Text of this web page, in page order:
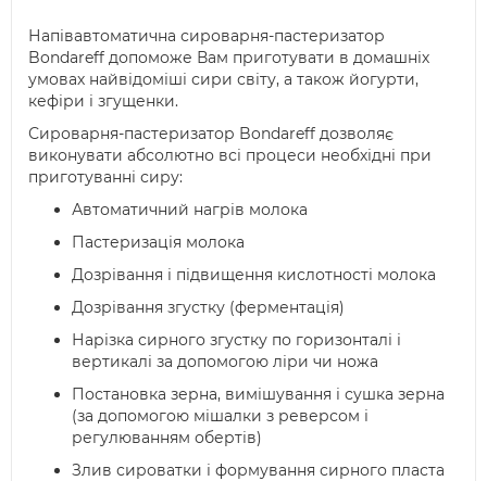
Напівавтоматична сироварня-пастеризатор
Bondareff допоможе Вам приготувати в домашніх
умовах найвідоміші сири світу, а також йогурти,
кефіри і згущенки.
Сироварня-пастеризатор Bondareff дозволяє
виконувати абсолютно всі процеси необхідні при
приготуванні сиру:
Автоматичний нагрів молока
Пастеризація молока
Дозрівання і підвищення кислотності молока
Дозрівання згустку (ферментація)
Нарізка сирного згустку по горизонталі і
вертикалі за допомогою ліри чи ножа
Постановка зерна, вимішування і сушка зерна
(за допомогою мішалки з реверсом і
регулюванням обертів)
Злив сироватки і формування сирного пласта